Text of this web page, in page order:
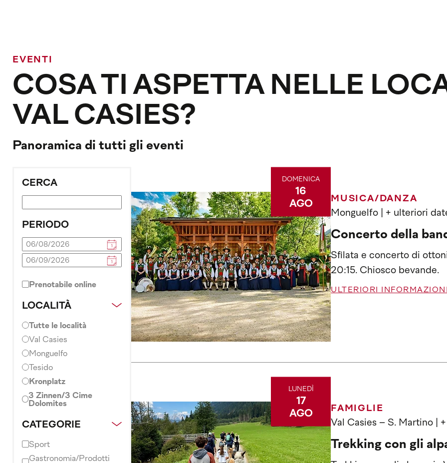
EVENTI
COSA TI ASPETTA NELLE
VAL CASIES?
Panoramica di tutti gli eventi
CERCA
PERIODO
Prenotabile online
LOCALITÀ
Tutte le località
Val Casies
Monguelfo
Tesido
Kronplatz
3 Zinnen/3 Cime
Dolomites
CATEGORIE
Sport
Gastronomia/Prodotti
DOMENICA
16
AGO
MUSICA/DANZA
Monguelfo
| + ulteriori
Concerto della
Sfilata e concerto di
20:15. Chiosco bevande.
ULTERIORI
LUNEDÌ
17
AGO
FAMIGLIE
Val Casies – S. Martino
|
Trekking con gli